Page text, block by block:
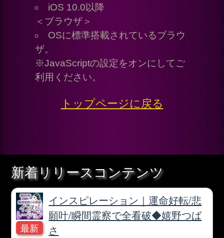
プライバシーポリシー
特定商取引法に基づく表記
運営会社 RENSA All Rights Reserved.